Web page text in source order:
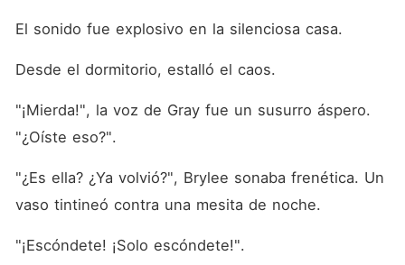
El sonido fue explosivo en la silenciosa casa.
Desde el dormitorio, estalló el caos.
"¡Mierda!", la voz de Gray fue un susurro áspero.
"¿Oíste eso?".
"¿Es ella? ¿Ya volvió?", Brylee sonaba frenética. Un
vaso tintineó contra una mesita de noche.
"¡Escóndete! ¡Solo escóndete!".